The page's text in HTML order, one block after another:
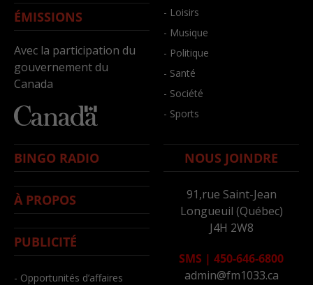
ÉMISSIONS
Avec la participation du
gouvernement du
Canada
- Loisirs
- Musique
- Politique
- Santé
- Société
- Sports
BINGO RADIO
À PROPOS
PUBLICITÉ
- Opportunités d’affaires
NOUS JOINDRE
91,rue Saint-Jean
Longueuil (Québec)
J4H 2W8
SMS | 450-646-6800
admin@fm1033.ca